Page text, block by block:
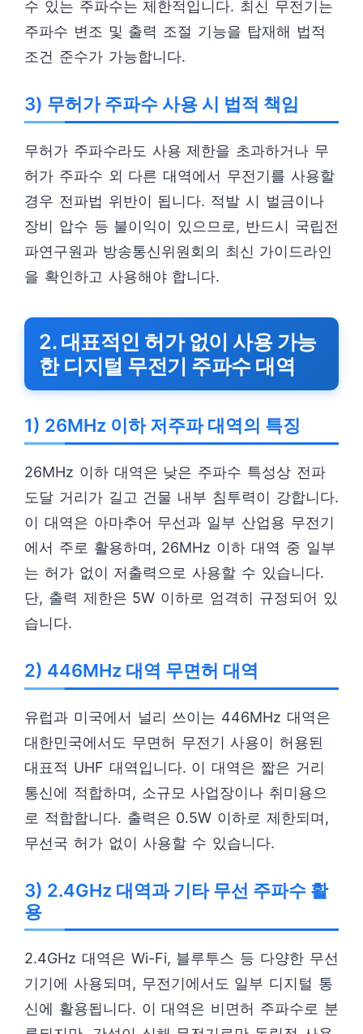
수 있는 주파수는 제한적입니다. 최신 무전기는
주파수 변조 및 출력 조절 기능을 탑재해 법적
조건 준수가 가능합니다.
3) 무허가 주파수 사용 시 법적 책임
무허가 주파수라도 사용 제한을 초과하거나 무
허가 주파수 외 다른 대역에서 무전기를 사용할
경우 전파법 위반이 됩니다. 적발 시 벌금이나
장비 압수 등 불이익이 있으므로, 반드시 국립전
파연구원과 방송통신위원회의 최신 가이드라인
을 확인하고 사용해야 합니다.
2. 대표적인 허가 없이 사용 가능
한 디지털 무전기 주파수 대역
1) 26MHz 이하 저주파 대역의 특징
26MHz 이하 대역은 낮은 주파수 특성상 전파
도달 거리가 길고 건물 내부 침투력이 강합니다.
이 대역은 아마추어 무선과 일부 산업용 무전기
에서 주로 활용하며, 26MHz 이하 대역 중 일부
는 허가 없이 저출력으로 사용할 수 있습니다.
단, 출력 제한은 5W 이하로 엄격히 규정되어 있
습니다.
2) 446MHz 대역 무면허 대역
유럽과 미국에서 널리 쓰이는 446MHz 대역은
대한민국에서도 무면허 무전기 사용이 허용된
대표적 UHF 대역입니다. 이 대역은 짧은 거리
통신에 적합하며, 소규모 사업장이나 취미용으
로 적합합니다. 출력은 0.5W 이하로 제한되며,
무선국 허가 없이 사용할 수 있습니다.
3) 2.4GHz 대역과 기타 무선 주파수 활
용
2.4GHz 대역은 Wi-Fi, 블루투스 등 다양한 무선
기기에 사용되며, 무전기에서도 일부 디지털 통
신에 활용됩니다. 이 대역은 비면허 주파수로 분